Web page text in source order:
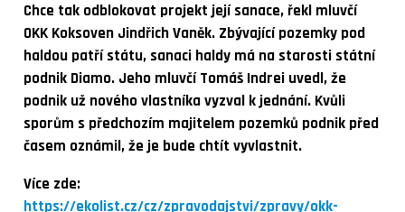
Chce tak odblokovat projekt její sanace, řekl mluvčí
OKK Koksoven Jindřich Vaněk. Zbývající pozemky pod
haldou patří státu, sanaci haldy má na starosti státní
podnik Diamo. Jeho mluvčí Tomáš Indrei uvedl, že
podnik už nového vlastníka vyzval k jednání. Kvůli
sporům s předchozím majitelem pozemků podnik před
časem oznámil, že je bude chtít vyvlastnit.
Více zde:
https://ekolist.cz/cz/zpravodajstvi/zpravy/okk-